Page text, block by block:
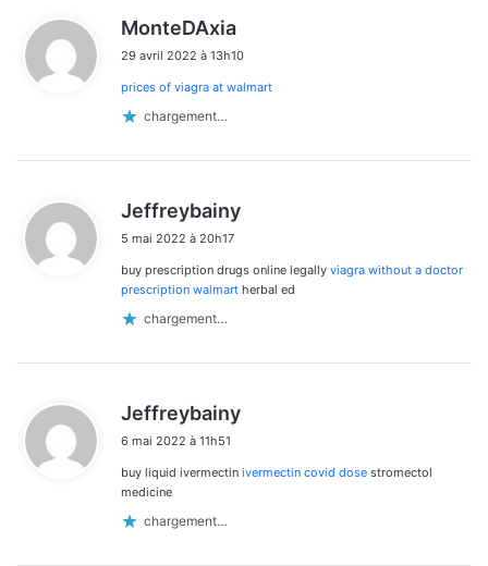
MonteDAxia
t
29 avril 2022 à 13h10
prices of viagra at walmart
chargement…
Jeffreybainy
:
5 mai 2022 à 20h17
buy prescription drugs online legally viagra without a doctor
prescription walmart herbal ed
chargement…
Jeffreybainy
6 mai 2022 à 11h51
buy liquid ivermectin ivermectin covid dose stromectol
medicine
chargement…